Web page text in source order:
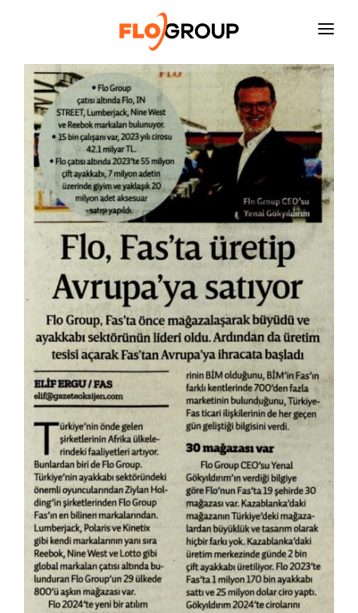
ANASAYFA
KURUMSAL
YATIRIMCI İLIŞKILERI
SÜRDÜRÜLEBILIRLIK
FAALIYET ALANLARI
İNSAN KAYNAKLARI
BASIN ODASI
İLETIŞIM